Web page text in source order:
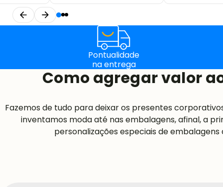
Pontualidade
na entrega
Como agregar valor
Fazemos de tudo para deixar os presentes
inventamos moda até nas embalagens, afinal, a
personalizações especiais de